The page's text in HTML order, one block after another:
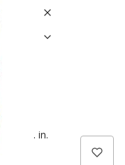
970
(m. in.